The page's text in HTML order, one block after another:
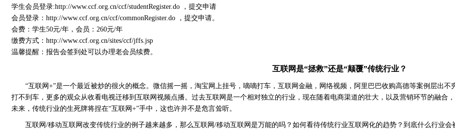
学生会员登录:http://www.ccf.org.cn/ccf/studentRegister.do ，提交申请
会员登录：http://www.ccf.org.cn/ccf/commonRegister.do
，提交申请。
会费：学生50元/年，会员：260元/年
缴费方式：http://www.ccf.org.cn/sites/ccf/jffs.jsp
温馨提醒：报告会签到处可以办理老会员续费。
互联网是“拯救”还是“颠覆”传统行业？
“互联网+”是一个最近被炒的很火的概念。微信摇一摇，淘宝网上挂号，嘀嘀打车，互联网金融，网络视频，阿里巴巴收购高德等案例层出
打不到车，更多的观众从收看电视迁移到互联网视频点播。过去互联网是一个相对独立的行业，现在随着电商渠道的壮大，以及营销环节的融合
未来，传统行业的生死牌将捏在“互联网+”手中，这也许并不是危言耸听。
互联网/移动互联网改变传统行业的例子越来越多，那么互联网/移动互联网是万能的吗？如何看待传统行业互联网化的趋势？到底什么行业